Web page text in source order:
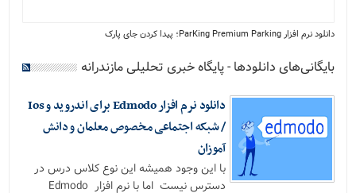
دانلود نرم افزار ParKing Premium Parking؛ پیدا کردن جای پارک
بایگانی‌های دانلودها - پایگاه خبری تحلیلی مازندرانه
دانلود نرم افزار Edmodo برای اندروید و Ios
/ شبکه اجتماعی مخصوص معلمان و دانش
آموزان
با این وجود همیشه این نوع کلاس درس در